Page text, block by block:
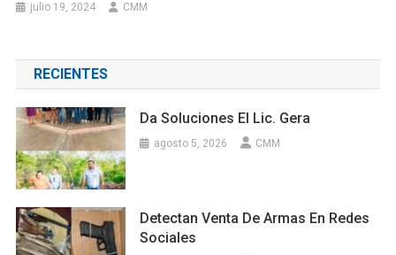
julio 19, 2024 CMM
RECIENTES
Da Soluciones El Lic. Gera
agosto 5, 2026 CMM
Detectan Venta De Armas En Redes
Sociales